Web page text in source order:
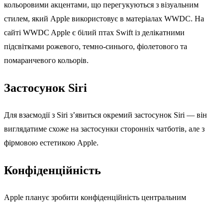
кольоровими акцентами, що перегукуються з візуальним
стилем, який Apple використовує в матеріалах WWDC. На
сайті WWDC Apple є білий птах Swift із делікатними
підсвітками рожевого, темно-синього, фіолетового та
помаранчевого кольорів.
Застосунок Siri
Для взаємодії з Siri з’явиться окремий застосунок Siri — він
виглядатиме схоже на застосунки сторонніх чатботів, але з
фірмовою естетикою Apple.
Конфіденційність
Apple планує зробити конфіденційність центральним